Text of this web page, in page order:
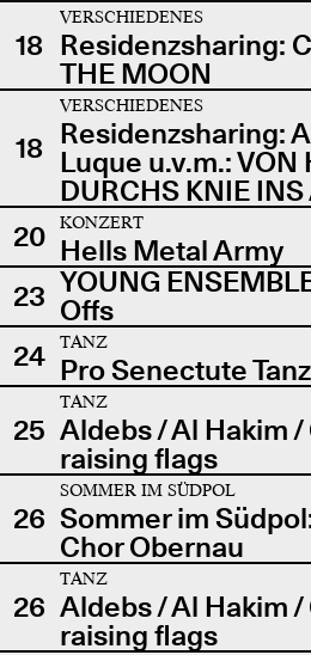
18
VERSCHIEDENES
Residenzsharing:
THE MOON
18
VERSCHIEDENES
Residenzsharing:
Luque u.v.m.: VON
DURCHS KNIE INS
20
KONZERT
Hells Metal Army
23 YOUNG
Offs
24
TANZ
Pro Senectute
25
TANZ
Aldebs / Al Hakim /
raising flags
26
SOMMER IM SÜDPOL
Sommer im
Chor Obernau
26
TANZ
Aldebs / Al Hakim /
raising flags